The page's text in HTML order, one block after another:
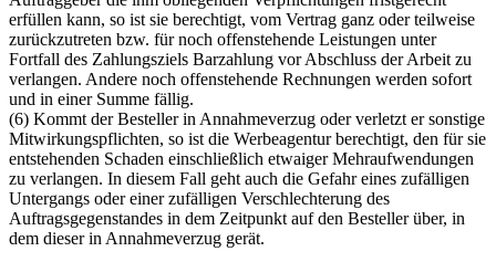
erfüllen kann, so ist sie berechtigt, vom Vertrag ganz oder teilweise
zurückzutreten bzw. für noch offenstehende Leistungen unter
Fortfall des Zahlungsziels Barzahlung vor Abschluss der Arbeit zu
verlangen. Andere noch offenstehende Rechnungen werden sofort
und in einer Summe fällig.
(6) Kommt der Besteller in Annahmeverzug oder verletzt er sonstige
Mitwirkungspflichten, so ist die Werbeagentur berechtigt, den für sie
entstehenden Schaden einschließlich etwaiger Mehraufwendungen
zu verlangen. In diesem Fall geht auch die Gefahr eines zufälligen
Untergangs oder einer zufälligen Verschlechterung des
Auftragsgegenstandes in dem Zeitpunkt auf den Besteller über, in
dem dieser in Annahmeverzug gerät.